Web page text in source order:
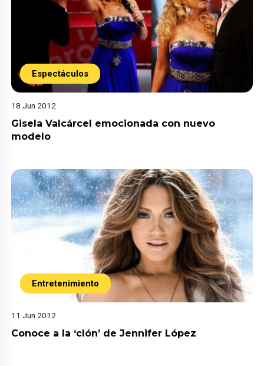
Espectáculos
18 Jun 2012
Gisela Valcárcel emocionada con nuevo
modelo
Entretenimiento
11 Jun 2012
Conoce a la ‘clón’ de Jennifer López